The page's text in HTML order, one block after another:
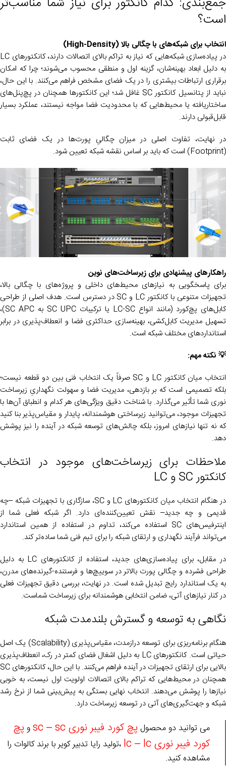
است؟
انتخاب برای شبکه‌های با چگالی بالا (High-Density)
در پیاده‌سازی شبکه‌هایی که نیاز به تراکم بالای اتصالات دارند، کانکتورهای LC
به دلیل ابعاد بهینه‌شان، گزینه اول و منطقی محسوب می‌شوند؛ چرا که امکان
برقراری ارتباطات بیشتری را در یک فضای مشخص فراهم می‌کنند. با این حال،
نباید از پتانسیل کانکتور SC غافل شد؛ این کانکتورها همچنان در پچ‌پنل‌های
ساختاریافته یا محیط‌هایی که با محدودیت فضا مواجه نیستند، عملکرد بسیار
قابل‌قبولی دارند.
در نهایت، تفاوت اصلی در میزان چگالیِ پورت‌ها در یک فضای ثابت
(Footprint) است که باید بر اساس نقشه شبکه تعیین شود.
راهکارهای پیشنهادی برای زیرساخت‌های نوین
برای پاسخگویی به نیازهای محیط‌های داخلی و پروژه‌های با چگالی بالا،
تجهیزات متنوعی با کانکتور LC و SC در دسترس است. هدف اصلی از طراحی
کابل‌های پچ‌کورد (مانند انواع LC-SC یا ترکیبات SC UPC به SC APC)،
تسهیل مدیریت کابل‌کشی، بهینه‌سازی حداکثری فضا و انعطاف‌پذیری در برابر
استانداردهای مختلف شبکه است.
💡 نکته مهم:
انتخاب میان کانکتور LC و SC صرفاً یک انتخاب فنی بین دو قطعه نیست؛
بلکه تصمیمی است که بر بازدهی، مدیریت فضا و سهولت نگهداریِ زیرساخت
نوری شما تأثیر می‌گذارد. با شناخت دقیق ویژگی‌های هر کدام و انطباق آن‌ها با
تجهیزات موجود، می‌توانید زیرساختی هوشمندانه، پایدار و مقیاس‌پذیر بنا کنید
که نه تنها نیازهای امروز، بلکه چالش‌های توسعه شبکه در آینده را نیز پوشش
دهد.
ملاحظات برای زیرساخت‌های موجود در انتخاب
کانکتور SC و LC
در هنگام انتخاب میان کانکتورهای LC و SC، سازگاری با تجهیزات شبکه –چه
قدیمی و چه جدید– نقش تعیین‌کننده‌ای دارد. اگر شبکه فعلی شما از
اینترفیس‌های SC استفاده می‌کند، تداوم در استفاده از همین استاندارد
می‌تواند فرآیند نگهداری و ارتقای شبکه را برای تیم فنی شما ساده‌تر کند.
در مقابل، برای پیاده‌سازی‌های جدید، استفاده از کانکتورهای LC به دلیل
طراحی فشرده و چگالی پورت بالاتر در سوییچ‌ها و فرستنده-گیرنده‌های مدرن،
به یک استاندارد رایج تبدیل شده است. در نهایت، بررسی دقیق تجهیزات فعلی
در کنار نیازهای آتی، ضامن انتخابی هوشمندانه برای زیرساخت شماست.
نگاهی به توسعه و گسترش بلندمدت شبکه
هنگام برنامه‌ریزی برای توسعه درازمدت، مقیاس‌پذیری (Scalability) یک اصل
حیاتی است. کانکتورهای LC به دلیل اشغال فضای کمتر در رک، انعطاف‌پذیری
بالایی برای ارتقای تجهیزات در آینده فراهم می‌کنند. با این حال، کانکتورهای SC
همچنان در محیط‌هایی که تراکم بالای اتصالات اولویت اول نیست، به خوبی
نیازها را پوشش می‌دهند. انتخاب نهایی بستگی به پیش‌بینی شما از نرخ رشد
شبکه و جهت‌گیری‌های آتی در توسعه زیرساخت دارد.
می توانید دو محصول پچ کورد فیبر نوری sc – sc و پچ
کورد فیبر نوری lc – lc
،تولید رایا تدبیر کویر با برند کالوات را
مشاهده کنید.